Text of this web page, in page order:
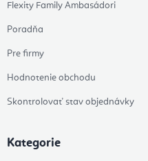
Flexity Family Ambasádori
Poradňa
Pre firmy
Hodnotenie obchodu
Skontrolovať stav objednávky
Kategorie